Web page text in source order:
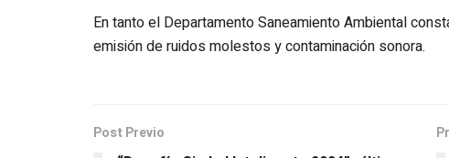
En tanto el Departamento Saneamiento Ambiental
emisión de ruidos molestos y contaminación sonora.
Post Previo